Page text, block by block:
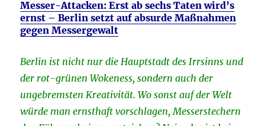
Messer-Attacken: Erst ab sechs Taten wird’s
ernst –Berlin setzt auf absurde Maßnahmen
gegen Messergewalt
Berlin ist nicht nur die Hauptstadt des Irrsinns und
der rot-grünen Wokeness, sondern auch der
ungebremsten Kreativität. Wo sonst auf der Welt
würde man ernsthaft vorschlagen, Messerstechern